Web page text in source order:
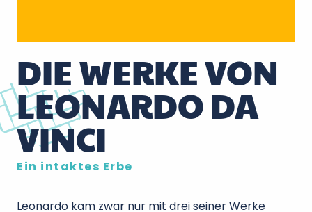
DIE WERKE VON
LEONARDO DA
VINCI
Ein intaktes Erbe
Leonardo kam zwar nur mit drei seiner Werke